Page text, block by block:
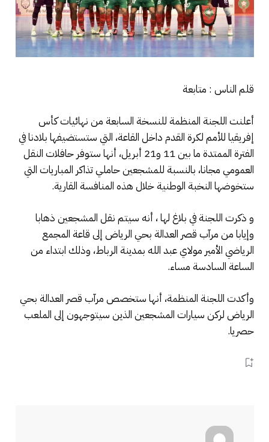
قلم الناس : متابعة
أعلنت اللجنة المنظمة للنسخة السابعة من نهائيات كأس
إفريقيا للأمم لكرة القدم داخل القاعة، التي ستستضيفها بلادنا في
الفترة الممتدة ما بين 11 و21 أبريل، أنها ستوفر حافلات النقل
العمومي مجانا، بالنسبة للمشجعين حاملي تذاكر المباريات التي
ستخوضها النخبة الوطنية خلال هذه المنافسة القارية.
و ذكرت اللجنة في بلاغ لها ، أنه سيتم نقل المشجعين ذهابا
وإيابا من مرآب قصر العدالة بحي الرياض إلى قاعة المجمع
الرياضي الأمير مولاي عبد الله بمدينة الرباط، وذلك ابتداء من
الساعة السادسة مساء.
وأكدت اللجنة المنظمة، أنها ستخصص مرآب قصر العدالة بحي
الرياض لركن سيارات المشجعين الذين سيتوجهون إلى الملعب
حصريا.